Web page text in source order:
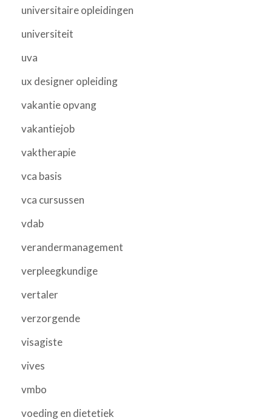
universitaire opleidingen
universiteit
uva
ux designer opleiding
vakantie opvang
vakantiejob
vaktherapie
vca basis
vca cursussen
vdab
verandermanagement
verpleegkundige
vertaler
verzorgende
visagiste
vives
vmbo
voeding en dietetiek